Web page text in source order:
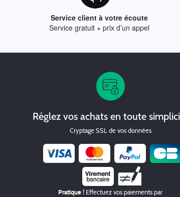
Service client à votre écoute
Service gratuit + prix d’un appel
Réglez vos achats en toute
Cryptage SSL de vos données
Chèque
Pratique ! Effectuez vos paiements par